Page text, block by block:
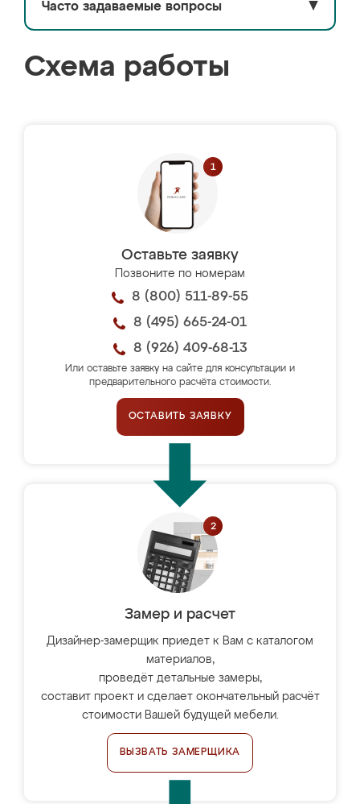
Часто задаваемые вопросы ▼
Схема работы
Оставьте заявку
Позвоните по номерам
8 (800) 511-89-55
8 (495) 665-24-01
8 (926) 409-68-13
Или оставьте заявку на сайте для консультации и
предварительного расчёта стоимости.
ОСТАВИТЬ ЗАЯВКУ
Замер и расчет
Дизайнер-замерщик приедет к Вам с каталогом
материалов,
проведёт детальные замеры,
составит проект и сделает окончательный расчёт
стоимости Вашей будущей мебели.
ВЫЗВАТЬ ЗАМЕРЩИКА